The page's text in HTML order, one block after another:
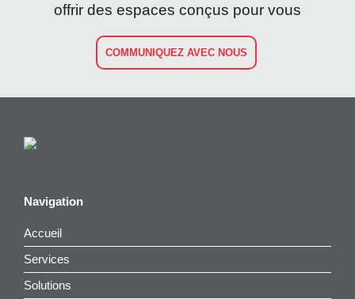
offrir des espaces conçus pour vous
COMMUNIQUEZ AVEC NOUS
Navigation
Accueil
Services
Solutions